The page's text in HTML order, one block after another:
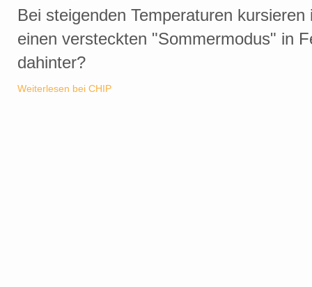
Bei steigenden Temperaturen
einen versteckten "Sommermodus" in
dahinter?
Weiterlesen bei CHIP